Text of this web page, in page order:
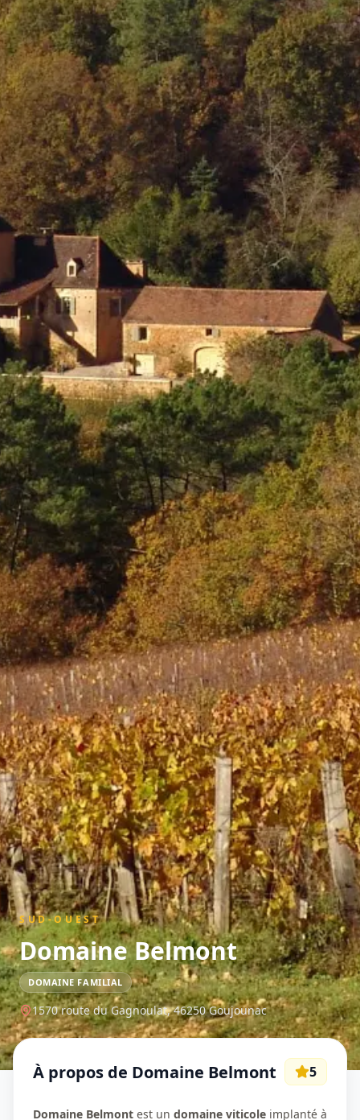
SUD-OUEST
Domaine Belmont
DOMAINE FAMILIAL
1570 route du Gagnoulat,46250 Goujounac
À propos de Domaine Belmont 5
Domaine Belmont est un domaine viticole implanté à